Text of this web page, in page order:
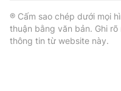
® Cấm sao chép dưới mọi
thuận bằng văn bản. Ghi
thông tin từ website này.